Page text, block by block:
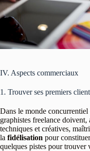
IV. Aspects commerciaux
1. Trouver ses premiers
Dans le monde
graphistes freelance doivent,
techniques et créatives,
la fidélisation pour
quelques pistes pour trouver